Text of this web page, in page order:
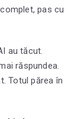
pas cu
au tăcut.
răspundea.
Totul părea în